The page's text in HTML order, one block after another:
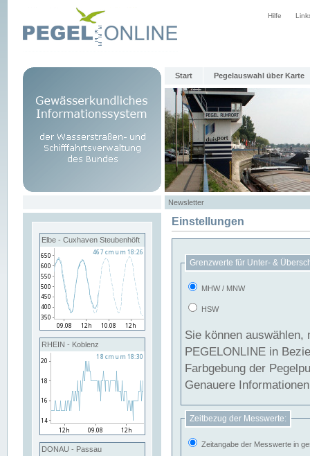
Hilfe
Start Pegelauswahl über Karte
Newsletter
Elbe - Cuxhaven Steubenhöft
RHEIN - Koblenz
DONAU - Passau
Einstellungen
Grenzwerte für Unter- &
MHW / MNW
HSW
Sie können
PEGELONLINE in Beziehung
Farbgebung der
Genauere
Zeitbezug der Messwerte:
Zeitangabe der Messwerte in